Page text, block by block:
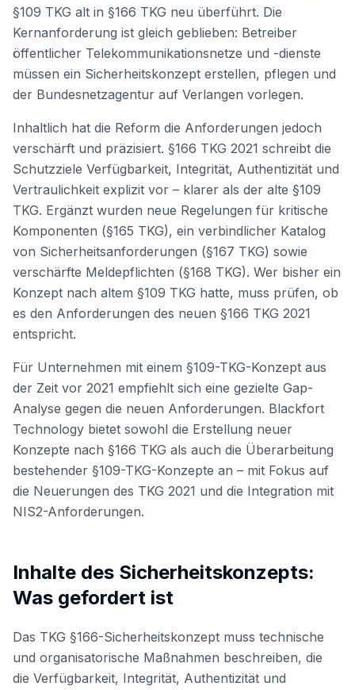
§109 TKG alt in §166 TKG neu überführt. Die
Kernanforderung ist gleich geblieben: Betreiber
öffentlicher Telekommunikationsnetze und -dienste
müssen ein Sicherheitskonzept erstellen, pflegen und
der Bundesnetzagentur auf Verlangen vorlegen.
Inhaltlich hat die Reform die Anforderungen jedoch
verschärft und präzisiert. §166 TKG 2021 schreibt die
Schutzziele Verfügbarkeit, Integrität, Authentizität und
Vertraulichkeit explizit vor – klarer als der alte §109
TKG. Ergänzt wurden neue Regelungen für kritische
Komponenten (§165 TKG), ein verbindlicher Katalog
von Sicherheitsanforderungen (§167 TKG) sowie
verschärfte Meldepflichten (§168 TKG). Wer bisher ein
Konzept nach altem §109 TKG hatte, muss prüfen, ob
es den Anforderungen des neuen §166 TKG 2021
entspricht.
Für Unternehmen mit einem §109-TKG-Konzept aus
der Zeit vor 2021 empfiehlt sich eine gezielte Gap-
Analyse gegen die neuen Anforderungen. Blackfort
Technology bietet sowohl die Erstellung neuer
Konzepte nach §166 TKG als auch die Überarbeitung
bestehender §109-TKG-Konzepte an – mit Fokus auf
die Neuerungen des TKG 2021 und die Integration mit
NIS2-Anforderungen.
Inhalte des Sicherheitskonzepts:
Was gefordert ist
Das TKG §166-Sicherheitskonzept muss technische
und organisatorische Maßnahmen beschreiben, die
die Verfügbarkeit, Integrität, Authentizität und